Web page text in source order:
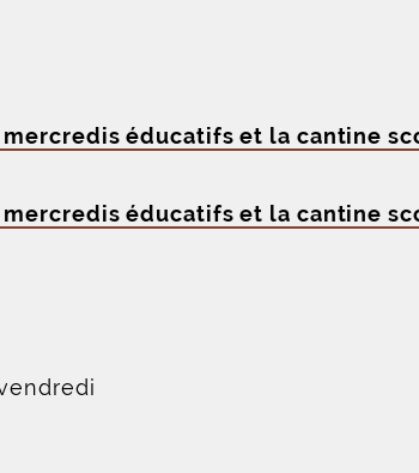
éducatifs et la cantine
éducatifs et la cantine